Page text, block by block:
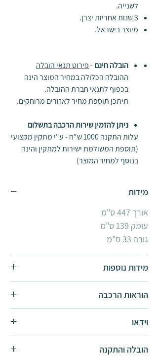
לשנייה.
3 שנות אחריות יצרן.
מיוצר בישראל.
הובלה חינם-פירוט תנאי הובלה
ההובלה הכלולה במחיר המוצר הינה
בכפוף לתנאי חברת ההובלה.
תיתכן תוספת מחיר לאזורים מרוחקים.
ניתן להזמין שירות הרכבה בתשלום
עלות התקנה 1000 ש"ח - ע"י מתקין מקצועי
(תוספת המשולמת ישירות למתקין והינה
בנוסף למחיר המוצר)
מידות
אורך 447 ס"מ
עומק 139 ס"מ
גובה 33 ס"מ
מידות נוספות
1.4x6.7
הוראות הרכבה
וידאו
הובלה והתקנה